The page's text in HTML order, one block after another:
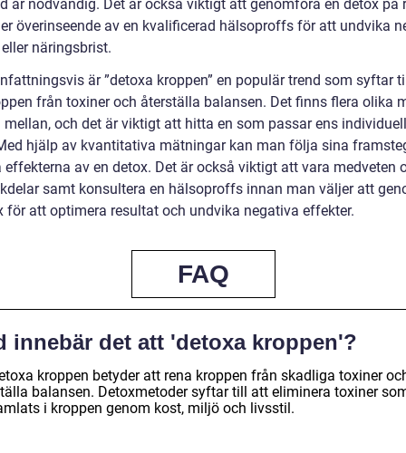
är nödvändig. Det är också viktigt att genomföra en detox på
överinseende av en kvalificerad hälsoproffs för att undvika
näringsbrist.
är ”detoxa kroppen” en populär trend som syftar
från toxiner och återställa balansen. Det finns flera olika
och det är viktigt att hitta en som passar ens
hjälp av kvantitativa mätningar kan man följa sina
effekterna av en detox. Det är också viktigt att vara medveten
samt konsultera en hälsoproffs innan man väljer att
för att optimera resultat och undvika negativa effekter.
FAQ
innebär det att 'detoxa kroppen'?
kroppen betyder att rena kroppen från skadliga toxiner
balansen. Detoxmetoder syftar till att eliminera toxiner
i kroppen genom kost, miljö och livsstil.